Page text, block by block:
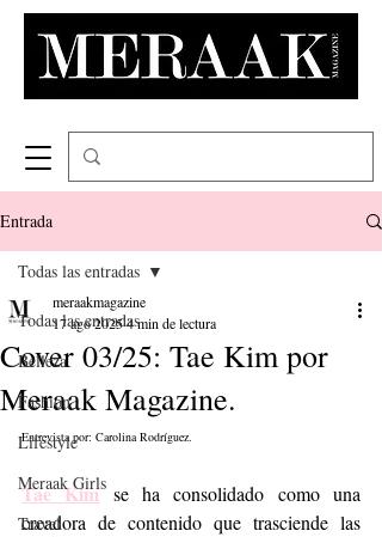
Entrada
Todas las entradas
Belleza
Fashion
Lifestyle
Meraak Girls
Travel
Todas las entradas
Cover 03/25: Tae Kim por
Meraak Magazine.
meraakmagazine
17 ago 20254 min de lectura
Entrevista por: Carolina Rodríguez.
Tae Kim se ha consolidado como una
creadora de contenido que trasciende las